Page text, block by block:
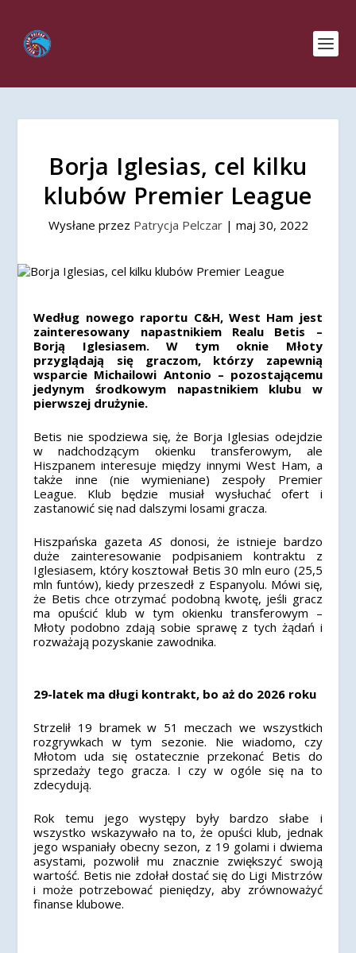
Borja Iglesias, cel kilku
klubów Premier League
Wysłane przez Patrycja Pelczar| maj 30, 2022
Według nowego raportu C&H, West Ham jest
zainteresowany napastnikiem Realu Betis –
Borją Iglesiasem. W tym oknie Młoty
przyglądają się graczom, którzy zapewnią
wsparcie Michailowi Antonio – pozostającemu
jedynym środkowym napastnikiem klubu w
pierwszej drużynie.
Betis nie spodziewa się, że Borja Iglesias odejdzie
w nadchodzącym okienku transferowym, ale
Hiszpanem interesuje między innymi West Ham, a
także inne (nie wymieniane) zespoły Premier
League. Klub będzie musiał wysłuchać ofert i
zastanowić się nad dalszymi losami gracza.
Hiszpańska gazetaAS donosi, że istnieje bardzo
duże zainteresowanie podpisaniem kontraktu z
Iglesiasem, który kosztował Betis 30 mln euro (25,5
mln funtów), kiedy przeszedł z Espanyolu. Mówi się,
że Betis chce otrzymać podobną kwotę, jeśli gracz
ma opuścić klub w tym okienku transferowym –
Młoty podobno zdają sobie sprawę z tych żądań i
rozważają pozyskanie zawodnika.
29-latek ma długi kontrakt, bo aż do 2026 roku
Strzelił 19 bramek w 51 meczach we wszystkich
rozgrywkach w tym sezonie. Nie wiadomo, czy
Młotom uda się ostatecznie przekonać Betis do
sprzedaży tego gracza. I czy w ogóle się na to
zdecydują.
Rok temu jego występy były bardzo słabe i
wszystko wskazywało na to, że opuści klub, jednak
jego wspaniały obecny sezon, z 19 golami i dwiema
asystami, pozwolił mu znacznie zwiększyć swoją
wartość. Betis nie zdołał dostać się do Ligi Mistrzów
i może potrzebować pieniędzy, aby zrównoważyć
finanse klubowe.